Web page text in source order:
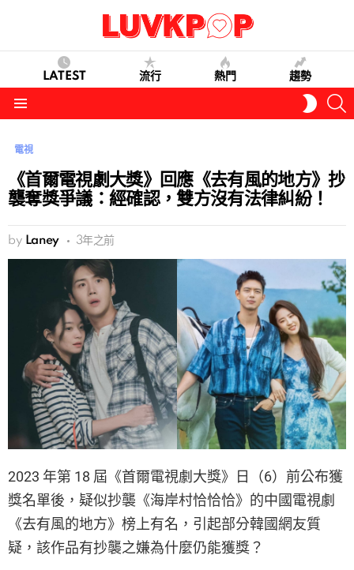
LATEST 流行 熱門 趨勢
SKIN
電視
《首爾電視劇大獎》回應《去有風的地方》抄
襲奪獎爭議：經確認，雙方沒有法律糾紛！
by Laney 3年之前
2023 年第 18 屆《首爾電視劇大獎》日（6）前公布獲
獎名單後，疑似抄襲《海岸村恰恰恰》的中國電視劇
《去有風的地方》榜上有名，引起部分韓國網友質
疑，該作品有抄襲之嫌為什麼仍能獲獎？